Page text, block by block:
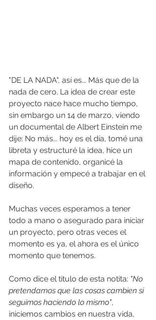
"DE LA NADA", así es... Más que de la
nada de cero. La idea de crear este
proyecto nace hace mucho tiempo,
sin embargo un 14 de marzo, viendo
un documental de Albert Einstein me
dije: No más... hoy es el día, tomé una
libreta y estructuré la idea, hice un
mapa de contenido, organicé la
información y empecé a trabajar en el
diseño.
Muchas veces esperamos a tener
todo a mano o asegurado para iniciar
un proyecto, pero otras veces el
momento es ya, el ahora es el único
momento que tenemos.
Como dice el titulo de esta notita: "No
pretendamos que las cosas cambien si
seguimos haciendo lo mismo",
iniciemos cambios en nuestra vida,